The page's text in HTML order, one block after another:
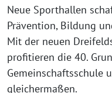
Neue Sporthallen
Prävention, Bildung
Mit der neuen
profitieren die 40.
Gemeinschaftsschule
gleichermaßen.